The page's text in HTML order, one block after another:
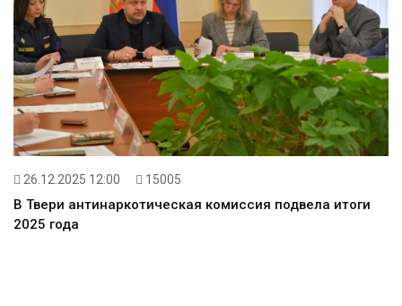
26.12.2025 12:00 15005
В Твери антинаркотическая комиссия подвела итоги
2025 года